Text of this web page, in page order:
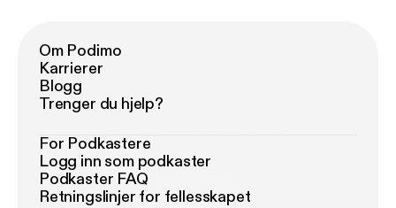
Om Podimo
Karrierer
Blogg
Trenger du hjelp?
For Podkastere
Logg inn som podkaster
Podkaster FAQ
Retningslinjer for fellesskapet